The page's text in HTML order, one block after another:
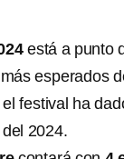
está a punto
esperados
festival ha
2024.